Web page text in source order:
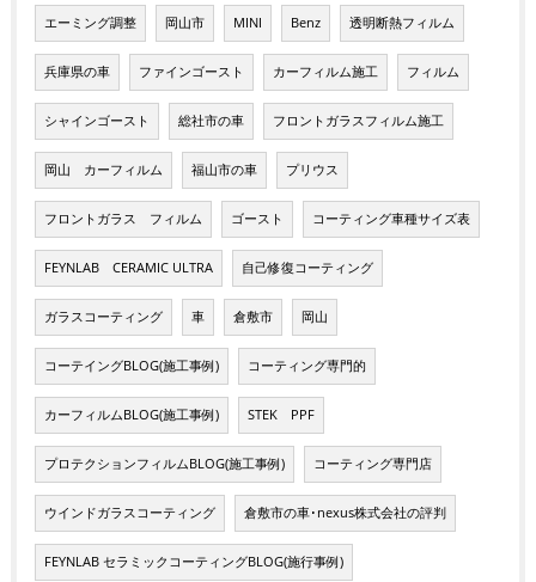
エーミング調整 岡山市 MINI Benz 透明断熱フィルム
兵庫県の車 ファインゴースト カーフィルム施工 フィルム
シャインゴースト 総社市の車 フロントガラスフィルム施工
岡山 カーフィルム 福山市の車 プリウス
フロントガラス フィルム ゴースト コーティング車種サイズ表
FEYNLAB CERAMIC ULTRA 自己修復コーティング
ガラスコーティング 車 倉敷市 岡山
コーテイングBLOG(施工事例) コーティング専門的
カーフィルムBLOG(施工事例) STEK PPF
プロテクションフィルムBLOG(施工事例) コーティング専門店
ウインドガラスコーティング 倉敷市の車･nexus株式会社の評判
FEYNLAB セラミックコーティングBLOG(施行事例)